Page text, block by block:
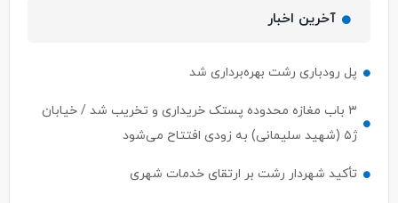
آخرین اخبار
پل رودباری رشت بهره‌برداری شد
۳ باب مغازه محدوده پستک خریداری و تخریب شد / خیابان
ژ۵ (شهید سلیمانی) به زودی افتتاح می‌شود
تأکید شهردار رشت بر ارتقای خدمات شهری